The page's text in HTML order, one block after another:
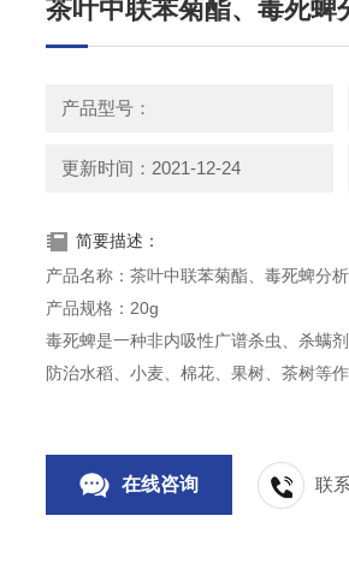
茶叶中联苯菊酯、毒死蜱
产品型号：
更新时间：2021-12-24
简要描述：
产品名称：茶叶中联苯菊酯、毒死蜱分
产品规格：20g
毒死蜱是一种非内吸性广谱杀虫、杀螨
防治水稻、小麦、棉花、果树、茶树等
在线咨询 联